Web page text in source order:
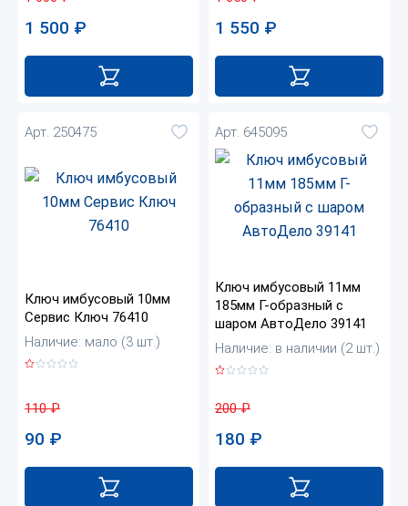
1 500 ₽ 1 550 ₽
Арт. 250475
Ключ имбусовый 10мм
Сервис Ключ 76410
Наличие: мало (3 шт.)
110₽
90 ₽
Арт. 645095
Ключ имбусовый 11мм
185мм Г-образный с
шаром АвтоДело 39141
Наличие: в наличии (2 шт.)
200₽
180 ₽